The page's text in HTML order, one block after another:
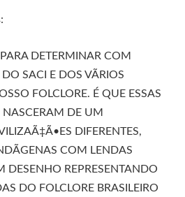
DETERMINAR COM
SACI E DOS VÃRIOS
FOLCLORE. É QUE ESSAS
NASCERAM DE UM
DIFERENTES,
COM LENDAS
DESENHO REPRESENTANDO
DO FOLCLORE BRASILEIRO